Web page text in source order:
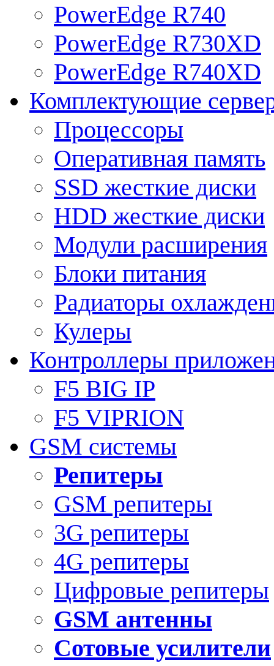
PowerEdge R740
PowerEdge R730XD
PowerEdge R740XD
Комплектующие
Процессоры
Оперативная память
SSD жесткие диски
HDD жесткие диски
Модули расширения
Блоки питания
Радиаторы
Кулеры
Контроллеры
F5 BIG IP
F5 VIPRION
GSM системы
Репитеры
GSM репитеры
3G репитеры
4G репитеры
Цифровые репитеры
GSM антенны
Сотовые усилители